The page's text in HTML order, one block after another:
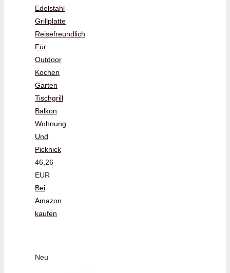
Edelstahl
Grillplatte
Reisefreundlich
Für
Outdoor
Kochen
Garten
Tischgrill
Balkon
Wohnung
Und
Picknick
46,26
EUR
Bei
Amazon
kaufen
Neu